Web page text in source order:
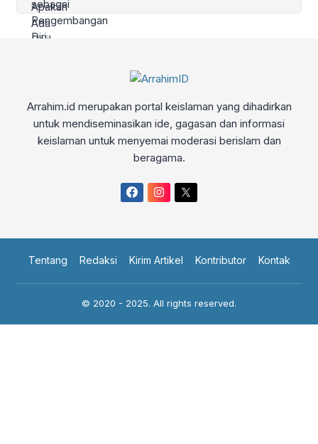
Arrahim.id merupakan portal keislaman yang dihadirkan
untuk mendiseminasikan ide, gagasan dan informasi
keislaman untuk menyemai moderasi berislam dan
beragama.
Tentang Redaksi Kirim Artikel Kontributor Kontak
© 2020 - 2025. All rights reserved.